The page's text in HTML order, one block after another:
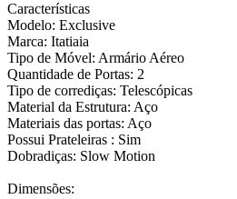
Características
Modelo: Exclusive
Marca: Itatiaia
Tipo de Móvel: Armário Aéreo
Quantidade de Portas: 2
Tipo de corrediças: Telescópicas
Material da Estrutura: Aço
Materiais das portas: Aço
Possui Prateleiras : Sim
Dobradiças: Slow Motion
Dimensões: